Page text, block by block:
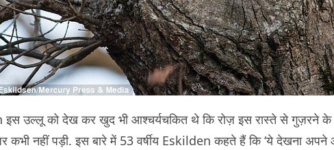
उल्लू को देख कर खुद भी आश्चर्यचकित थे कि रोज़ इस रास्ते से गुज़रने के
कभी नहीं पड़ी. इस बारे में 53 वर्षीय Eskilden कहते हैं कि ‘ये देखना